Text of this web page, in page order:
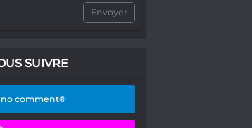
Envoyer
SUIVRE
no comment®